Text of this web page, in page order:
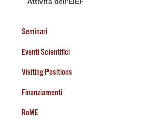
Seminari
Eventi Scientifici
Visiting Positions
Finanziamenti
RoME